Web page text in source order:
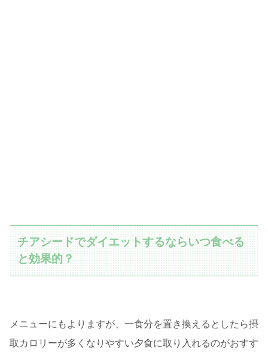
チアシードでダイエットするならいつ食べる
と効果的？
メニューにもよりますが、一食分を置き換えるとしたら摂
取カロリーが多くなりやすい夕食に取り入れるのがおすす